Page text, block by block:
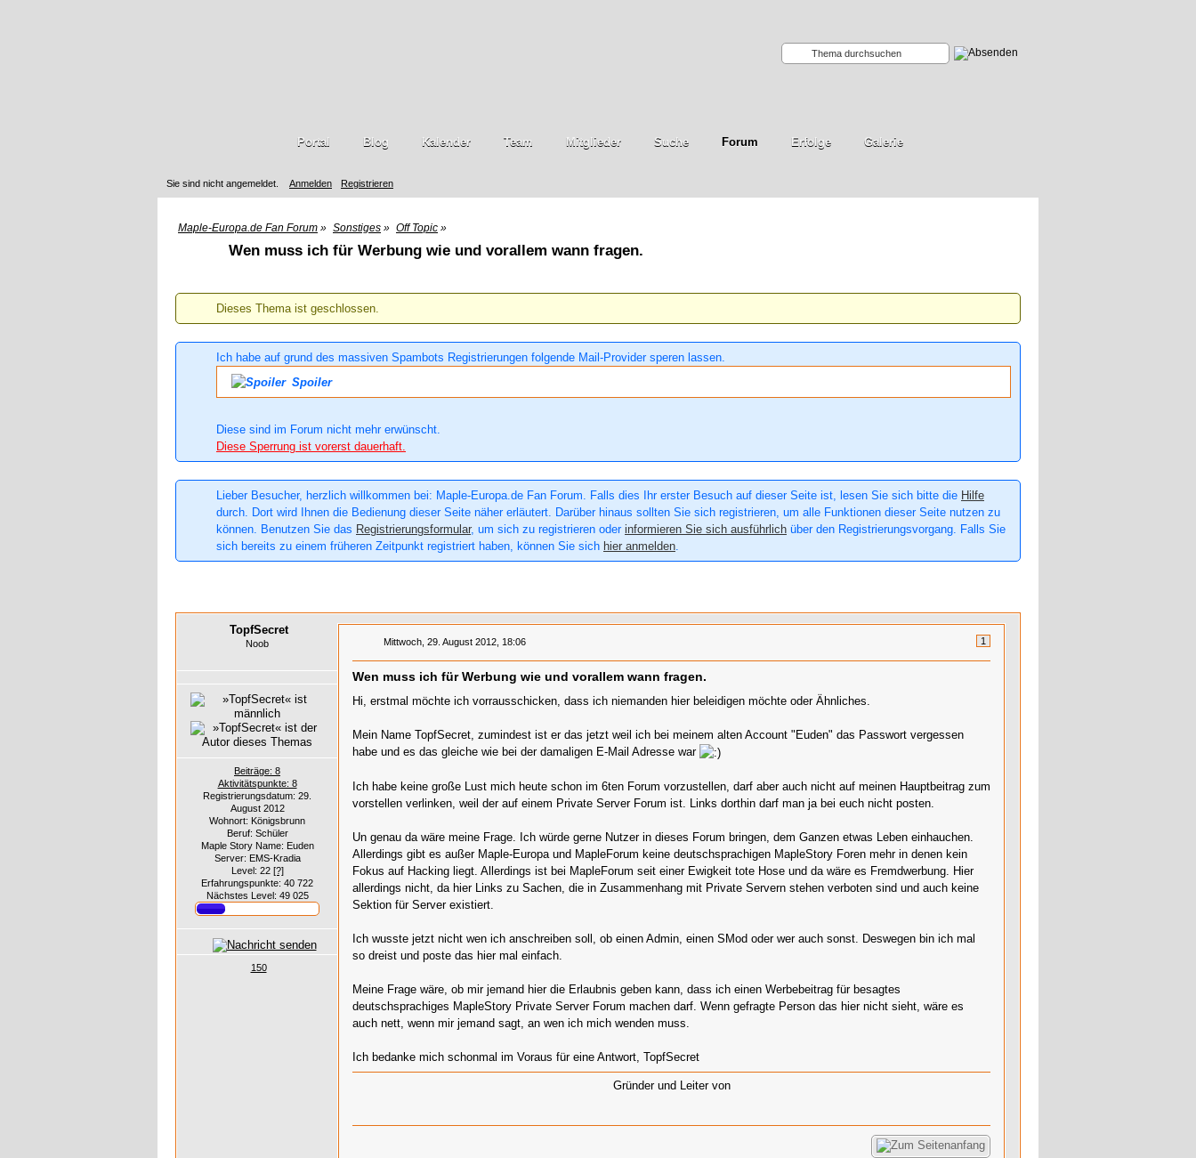
Sie sind nicht angemeldet. Anmelden Registrieren
Portal Blog Kalender Team Mitglieder Suche Forum Erfolge Galerie
Maple-Europa.de Fan Forum » Sonstiges » Off Topic »
Wen muss ich für Werbung wie und vorallem wann fragen.
Dieses Thema ist geschlossen.
Ich habe auf grund des massiven Spambots Registrierungen folgende Mail-Provider speren lassen.
Spoiler
Diese sind im Forum nicht mehr erwünscht.
Diese Sperrung ist vorerst dauerhaft.
Lieber Besucher, herzlich willkommen bei: Maple-Europa.de Fan Forum. Falls dies Ihr erster Besuch auf dieser Seite ist, lesen Sie sich bitte die Hilfe
durch. Dort wird Ihnen die Bedienung dieser Seite näher erläutert. Darüber hinaus sollten Sie sich registrieren, um alle Funktionen dieser Seite nutzen zu
können. Benutzen Sie das Registrierungsformular, um sich zu registrieren oder informieren Sie sich ausführlich über den Registrierungsvorgang. Falls Sie
sich bereits zu einem früheren Zeitpunkt registriert haben, können Sie sich hier anmelden.
TopfSecret
Noob
Beiträge: 8
Aktivitätspunkte: 8
Registrierungsdatum: 29.
August 2012
Wohnort: Königsbrunn
Beruf: Schüler
Maple Story Name: Euden
Server: EMS-Kradia
Level: 22 [?]
Erfahrungspunkte: 40 722
Nächstes Level: 49 025
150
1
Mittwoch, 29. August 2012, 18:06
Wen muss ich für Werbung wie und vorallem wann fragen.
Hi, erstmal möchte ich vorrausschicken, dass ich niemanden hier beleidigen möchte oder Ähnliches.
Mein Name TopfSecret, zumindest ist er das jetzt weil ich bei meinem alten Account "Euden" das Passwort vergessen
habe und es das gleiche wie bei der damaligen E-Mail Adresse war
Ich habe keine große Lust mich heute schon im 6ten Forum vorzustellen, darf aber auch nicht auf meinen Hauptbeitrag zum
vorstellen verlinken, weil der auf einem Private Server Forum ist. Links dorthin darf man ja bei euch nicht posten.
Un genau da wäre meine Frage. Ich würde gerne Nutzer in dieses Forum bringen, dem Ganzen etwas Leben einhauchen.
Allerdings gibt es außer Maple-Europa und MapleForum keine deutschsprachigen MapleStory Foren mehr in denen kein
Fokus auf Hacking liegt. Allerdings ist bei MapleForum seit einer Ewigkeit tote Hose und da wäre es Fremdwerbung. Hier
allerdings nicht, da hier Links zu Sachen, die in Zusammenhang mit Private Servern stehen verboten sind und auch keine
Sektion für Server existiert.
Ich wusste jetzt nicht wen ich anschreiben soll, ob einen Admin, einen SMod oder wer auch sonst. Deswegen bin ich mal
so dreist und poste das hier mal einfach.
Meine Frage wäre, ob mir jemand hier die Erlaubnis geben kann, dass ich einen Werbebeitrag für besagtes
deutschsprachiges MapleStory Private Server Forum machen darf. Wenn gefragte Person das hier nicht sieht, wäre es
auch nett, wenn mir jemand sagt, an wen ich mich wenden muss.
Ich bedanke mich schonmal im Voraus für eine Antwort, TopfSecret
Gründer und Leiter von